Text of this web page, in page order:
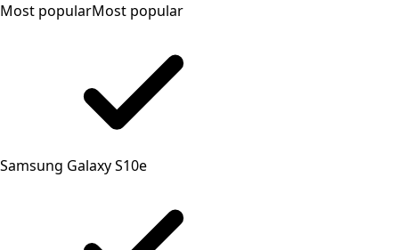
Most popularMost popular
Samsung Galaxy S10e